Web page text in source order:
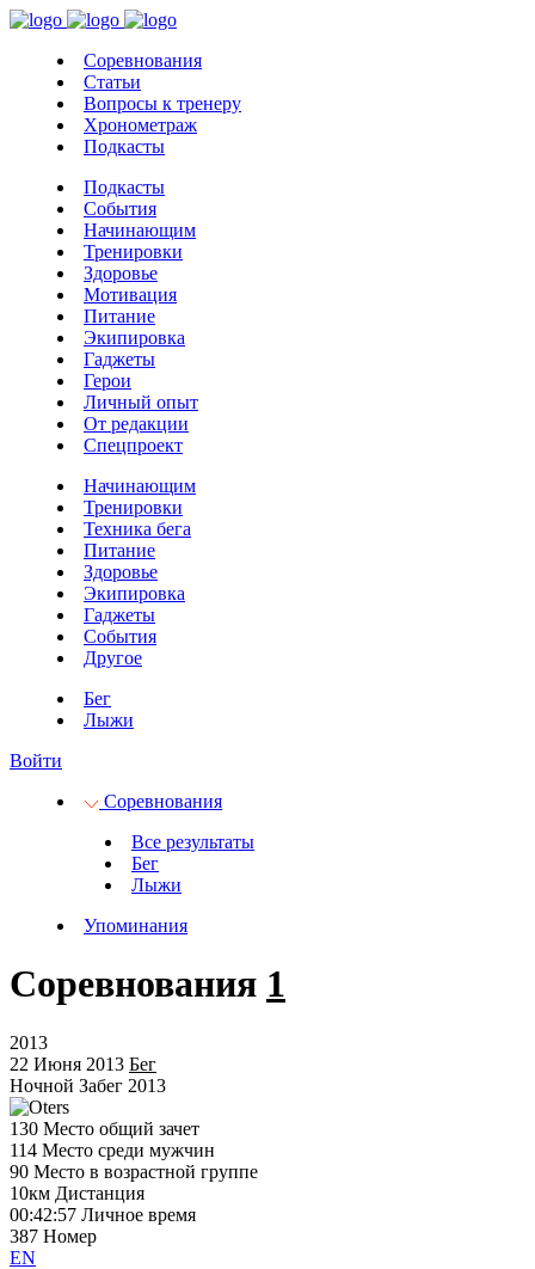
Соревнования
Статьи
Вопросы к тренеру
Хронометраж
Подкасты
Подкасты
События
Начинающим
Тренировки
Здоровье
Мотивация
Питание
Экипировка
Гаджеты
Герои
Личный опыт
От редакции
Спецпроект
Начинающим
Тренировки
Техника бега
Питание
Здоровье
Экипировка
Гаджеты
События
Другое
Бег
Лыжи
Войти
Соревнования
Все результаты
Бег
Лыжи
Упоминания
Соревнования 1
2013
22 Июня 2013 Бег
Ночной Забег 2013
130 Место общий зачет
114 Место среди мужчин
90 Место в возрастной группе
10км Дистанция
00:42:57 Личное время
387 Номер
EN